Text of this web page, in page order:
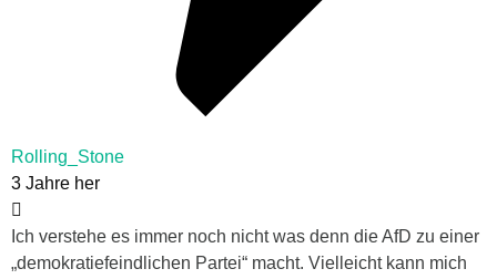
Rolling_Stone
3 Jahre her
Ich verstehe es immer noch nicht was denn die AfD zu einer
„demokratiefeindlichen Partei“ macht. Vielleicht kann mich